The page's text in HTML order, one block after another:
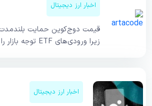
اخبار ارز دیجیتال
قیمت دوج‌کوین حمایت
زیرا ورودی‌های ETF توجه بازار را جلب کرده‌اند
اخبار ارز دیجیتال